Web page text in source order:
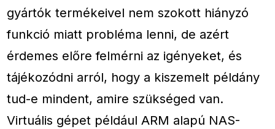
gyártók termékeivel nem szokott hiányzó
funkció miatt probléma lenni, de azért
érdemes előre felmérni az igényeket, és
tájékozódni arról, hogy a kiszemelt példány
tud-e mindent, amire szükséged van.
Virtuális gépet például ARM alapú NAS-